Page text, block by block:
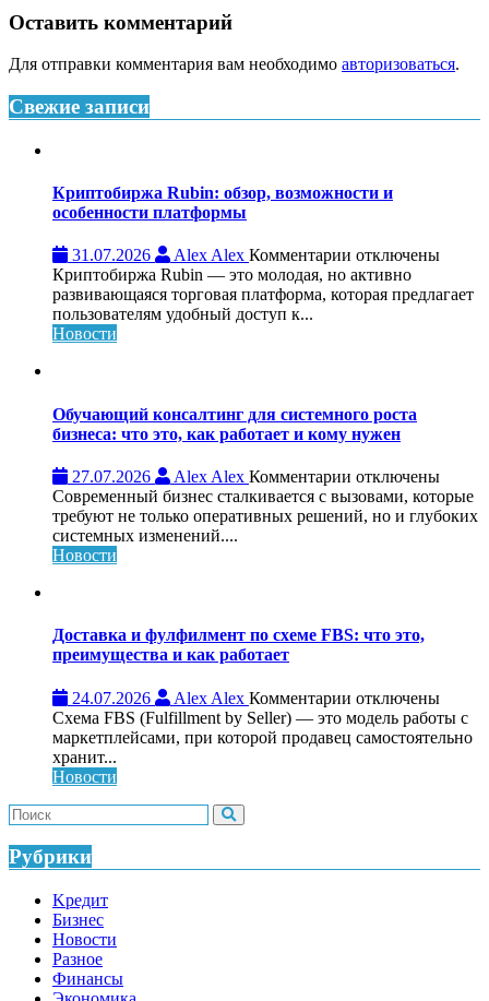
Оставить комментарий
Для отправки комментария вам необходимо авторизоваться.
Свежие записи
Криптобиржа Rubin: обзор, возможности и
особенности платформы
31.07.2026 Alex Alex Комментарии к
записи
Криптобиржа
платформы
отключены
Криптобиржа Rubin — это молодая, но активно
развивающаяся торговая платформа, которая предлагает
пользователям удобный доступ к...
Новости
Обучающий консалтинг для системного роста
бизнеса: что это, как работает и кому нужен
27.07.2026 Alex Alex Комментарии к
записи
Обучающий
что
работает
и
кому
нужен
отключены
Современный бизнес сталкивается с вызовами, которые
требуют не только оперативных решений, но и глубоких
системных изменений....
Новости
Доставка и фулфилмент по схеме FBS: что это,
преимущества и как работает
24.07.2026 Alex Alex Комментарии к
записи
Доставка
это,
отключены
Схема FBS (Fulfillment by Seller) — это модель работы с
маркетплейсами, при которой продавец самостоятельно
хранит...
Новости
Рубрики
Kредит
Бизнес
Новости
Разное
Финансы